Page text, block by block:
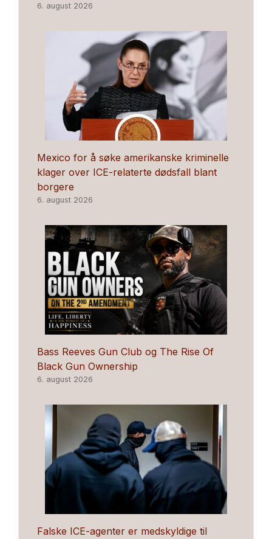
6. august 2026
Mexico for å søke amerikanske kriminelle
klager over ICE-relaterte dødsfall blant
borgere
6. august 2026
Bass Reeves Gun Club og The Rise Of
Black Gun Ownership
6. august 2026
Falske ICE-agenter er medskyldige til